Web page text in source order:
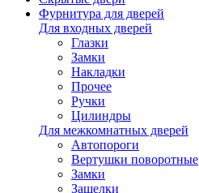
Фурнитура для дверей
Для входных дверей
Глазки
Замки
Накладки
Прочее
Ручки
Цилиндры
Для межкомнатных дверей
Автопороги
Вертушки поворотные
Замки
Защелки